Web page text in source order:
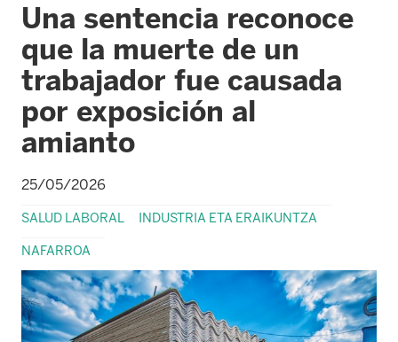
Una sentencia reconoce
que la muerte de un
trabajador fue causada
por exposición al
amianto
25/05/2026
SALUD LABORAL INDUSTRIA ETA ERAIKUNTZA
NAFARROA